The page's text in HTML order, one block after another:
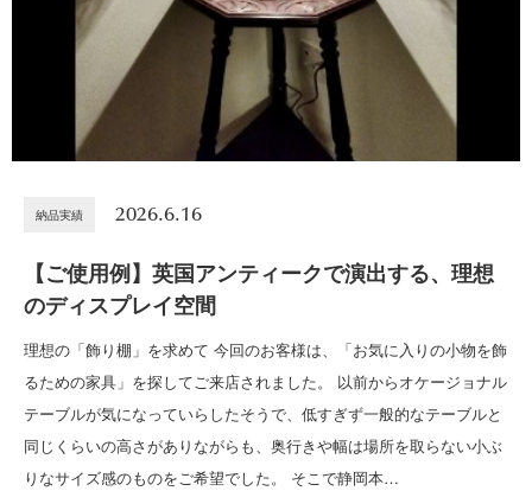
納品実績 2026.6.16
【ご使用例】英国アンティークで演出する、理想
のディスプレイ空間
理想の「飾り棚」を求めて 今回のお客様は、「お気に入りの小物を飾
るための家具」を探してご来店されました。 以前からオケージョナル
テーブルが気になっていらしたそうで、低すぎず一般的なテーブルと
同じくらいの高さがありながらも、奥行きや幅は場所を取らない小ぶ
りなサイズ感のものをご希望でした。 そこで静岡本…